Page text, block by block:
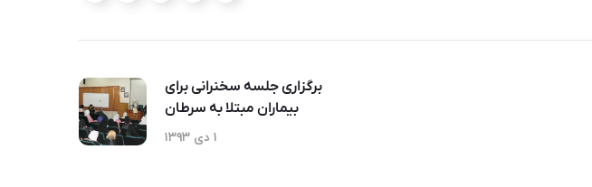
برگزاری جلسه سخنرانی برای
بیماران مبتلا به سرطان
۱ دی ۱۳۹۳